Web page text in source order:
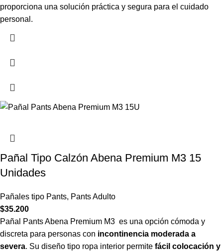
proporciona una solución práctica y segura para el cuidado
personal.
Pañal Tipo Calzón Abena Premium M3 15
Unidades
Pañales tipo Pants, Pants Adulto
$35.200
Pañal Pants Abena Premium M3 es una opción cómoda y
discreta para personas con incontinencia moderada a
severa. Su diseño tipo ropa interior permite fácil colocación y